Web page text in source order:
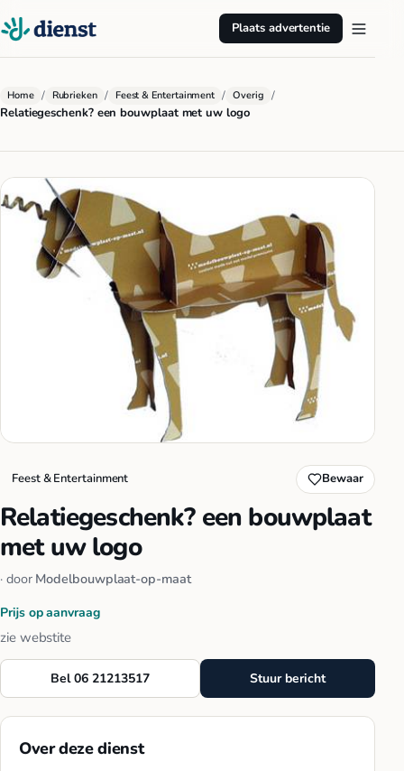
Plaats advertentie
Home / Rubrieken / Feest & Entertainment / Overig /
Relatiegeschenk? een bouwplaat met uw logo
Feest & Entertainment Bewaar
Relatiegeschenk? een bouwplaat
met uw logo
· door Modelbouwplaat-op-maat
Prijs op aanvraag
zie webstite
Bel 06 21213517 Stuur bericht
Over deze dienst